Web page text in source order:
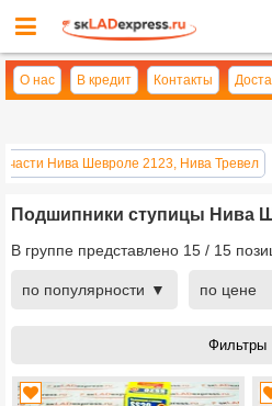
О нас В кредит Контакты
Нива Шевроле 2123, Нива Тревел
Подшипники ступицы Нива
В группе представлено 15 / 15
по популярности по цене